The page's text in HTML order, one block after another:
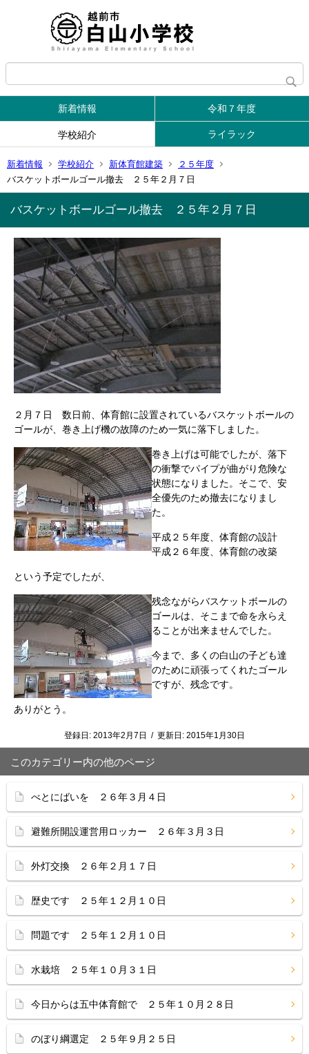
新着情報 令和７年度
学校紹介 ライラック
新着情報 学校紹介 新体育館建築
２５年度
バスケットボールゴール撤去 ２５年２月７日
バスケットボールゴール撤去 ２５年２月７日
２月７日 数日前、体育館に設置されているバスケットボールの
ゴールが、巻き上げ機の故障のため一気に落下しました。
巻き上げは可能でしたが、落下
の衝撃でパイプが曲がり危険な
状態になりました。そこで、安
全優先のため撤去になりまし
た。
平成２５年度、体育館の設計
平成２６年度、体育館の改築
という予定でしたが、
残念ながらバスケットボールの
ゴールは、そこまで命を永らえ
ることが出来ませんでした。
今まで、多くの白山の子ども達
のために頑張ってくれたゴール
ですが、残念です。
ありがとう。
登録日: 2013年2月7日 / 更新日: 2015年1月30日
このカテゴリー内の他のページ
べとにばいを ２６年３月４日
避難所開設運営用ロッカー ２６年３月３日
外灯交換 ２６年２月１７日
歴史です ２５年１２月１０日
問題です ２５年１２月１０日
水栽培 ２５年１０月３１日
今日からは五中体育館で ２５年１０月２８日
のぼり綱選定 ２５年９月２５日